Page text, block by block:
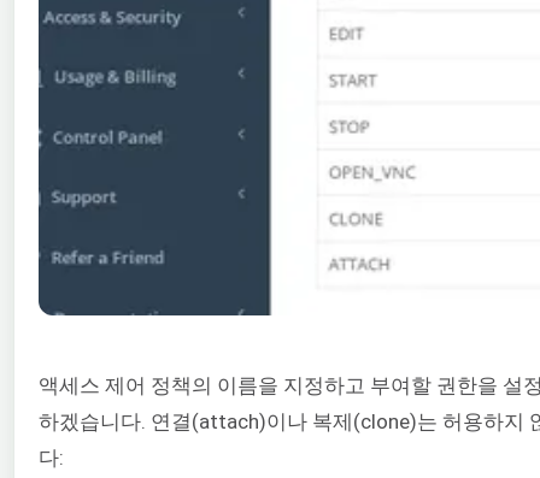
액세스 제어 정책의 이름을 지정하고 부여할 권한을
하겠습니다. 연결(attach)이나 복제(clone)는 허용하지
다: